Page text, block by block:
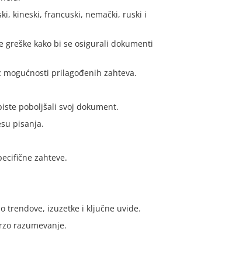
kineski, francuski, nemački, ruski i
kako bi se osigurali dokumenti
prilagođenih zahteva.
poboljšali svoj dokument.
pisanja.
zahteve.
trendove, izuzetke i ključne uvide.
razumevanje.